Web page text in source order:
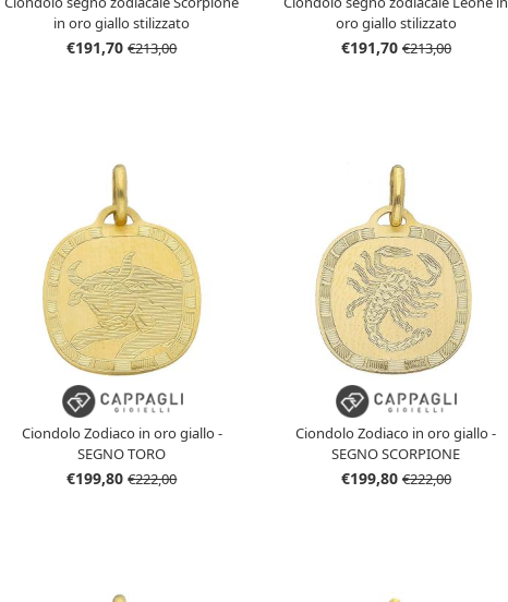
in oro giallo stilizzato
€191,70€213,00
oro giallo stilizzato
€191,70 €213,00
Ciondolo Zodiaco in oro giallo -
SEGNO TORO
€199,80€222,00
Ciondolo Zodiaco in oro giallo -
SEGNO SCORPIONE
€199,80 €222,00